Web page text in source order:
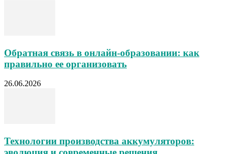
Обратная связь в онлайн-образовании: как
правильно ее организовать
26.06.2026
Технологии производства аккумуляторов: